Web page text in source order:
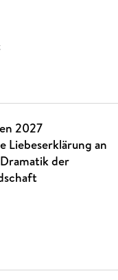
2027
Liebeserklärung an
der